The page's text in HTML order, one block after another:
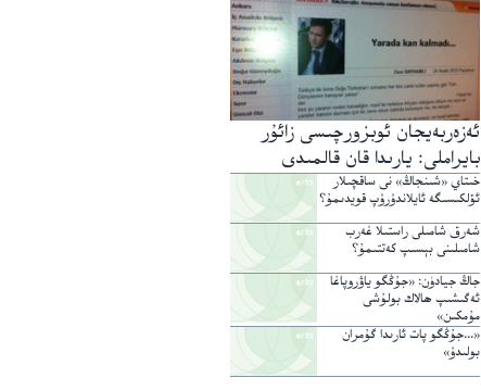
ئەزەربەيجان ئوبزورچىسى زائۇر
بايراملى: يارىدا قان قالمىدى
خىتاي «شىنجاڭ» نى ساقچىلار
ئۆلكىسىگە ئايلاندۇرۇپ قويدىمۇ؟
شەرق شامىلى راستىلا غەرب
شامىلىنى بېسىپ كەتتىمۇ؟
جاڭ جيادۈن: «جۇڭگو ياۋروپاغا
ئەگىشىپ ھالاك بولۇشى
مۇمكىن»
«...جۇڭگو پات ئارىدا گۇمران
بولىدۇ»